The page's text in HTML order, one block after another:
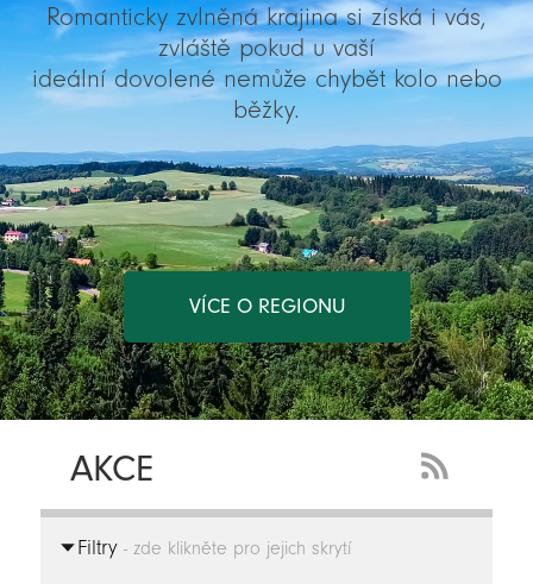
Romanticky zvlněná krajina si získá i vás,
zvláště pokud u vaší
ideální dovolené nemůže chybět kolo nebo
běžky.
VÍCE O REGIONU
AKCE
Feed
Filtry- zde klikněte pro jejich skrytí